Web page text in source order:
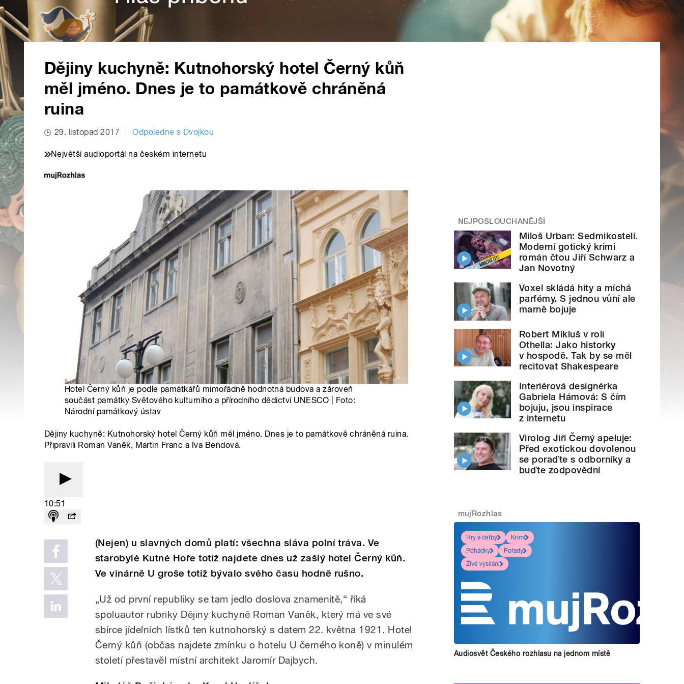
Dějiny kuchyně: Kutnohorský hotel Černý kůň
měl jméno. Dnes je to památkově chráněná
ruina
29. listopad 2017 Odpoledne s Dvojkou
Největší audioportál na českém internetu
Hotel Černý kůň je podle památkářů mimořádně hodnotná budova a zároveň
součást památky Světového kulturního a přírodního dědictví UNESCO | Foto:
Národní památkový ústav
Dějiny kuchyně: Kutnohorský hotel Černý kůň měl jméno. Dnes je to památkově chráněná ruina.
Připravili Roman Vaněk, Martin Franc a Iva Bendová.
10:51
(Nejen) u slavných domů platí: všechna sláva polní tráva. Ve
starobylé Kutné Hoře totiž najdete dnes už zašlý hotel Černý kůň.
Ve vinárně U groše totiž bývalo svého času hodně rušno.
„Už od první republiky se tam jedlo doslova znamenitě,“ říká
spoluautor rubriky Dějiny kuchyně Roman Vaněk, který má ve své
sbírce jídelních lístků ten kutnohorský s datem 22. května 1921. Hotel
Černý kůň (občas najdete zmínku o hotelu U černého koně) v minulém
století přestavěl místní architekt Jaromír Dajbych.
NEJPOSLOUCHANĚJŠÍ
Miloš Urban: Sedmikostelí.
Moderní gotický krimi
román čtou Jiří Schwarz a
Jan Novotný
Voxel skládá hity a míchá
parfémy. S jednou vůní ale
marně bojuje
Robert Mikluš v roli
Othella: Jako historky
v hospodě. Tak by se měl
recitovat Shakespeare
Interiérová designérka
Gabriela Hámová: S čím
bojuju, jsou inspirace
z internetu
Virolog Jiří Černý apeluje:
Před exotickou dovolenou
se poraďte s odborníky a
buďte zodpovědní
mujRozhlas
Hry a četby
Krimi
Pohádky
Pořady
Živé vysílání
Audiosvět Českého rozhlasu na jednom místě